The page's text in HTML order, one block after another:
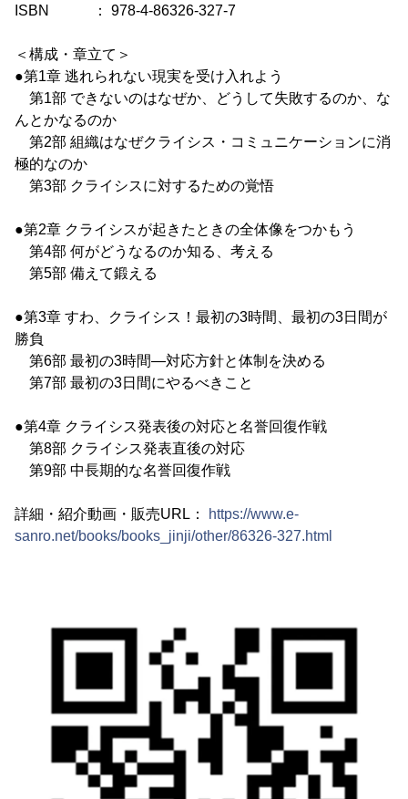
ISBN ： 978-4-86326-327-7
＜構成・章立て＞
●第1章 逃れられない現実を受け入れよう
第1部 できないのはなぜか、どうして失敗するのか、な
んとかなるのか
第2部 組織はなぜクライシス・コミュニケーションに消
極的なのか
第3部 クライシスに対するための覚悟
●第2章 クライシスが起きたときの全体像をつかもう
第4部 何がどうなるのか知る、考える
第5部 備えて鍛える
●第3章 すわ、クライシス！最初の3時間、最初の3日間が
勝負
第6部 最初の3時間―対応方針と体制を決める
第7部 最初の3日間にやるべきこと
●第4章 クライシス発表後の対応と名誉回復作戦
第8部 クライシス発表直後の対応
第9部 中長期的な名誉回復作戦
詳細・紹介動画・販売URL：
https://www.e-
sanro.net/books/books_jinji/other/86326-327.html